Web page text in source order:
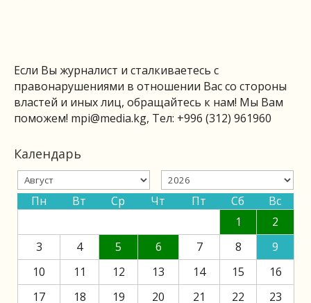
Если Вы журналист и сталкиваетесь с
правонарушениями в отношении Вас со стороны
властей и иных лиц, обращайтесь к нам! Мы Вам
поможем! mpi@media.kg, Тел: +996 (312) 961960
Календарь
Пн Вт Ср Чт Пт Сб
Вс
1
2
3
4 5 6 7 8
9
10
11 12 13 14 15
16
17
18 19 20 21 22
23